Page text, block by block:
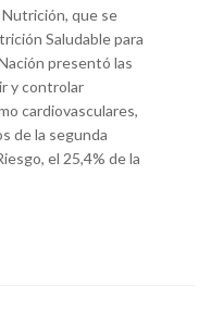
que se
Saludable para
presentó las
y controlar
cardiovasculares,
de la segunda
el 25,4% de la